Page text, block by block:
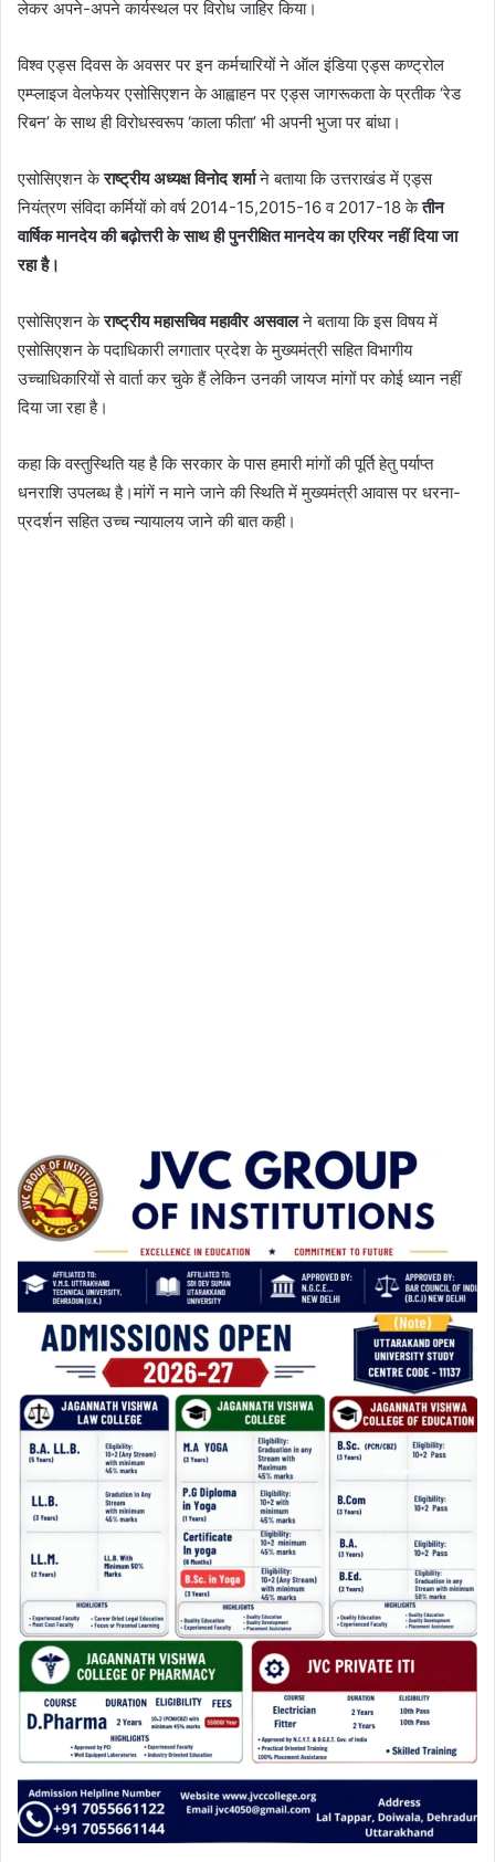
लेकर अपने-अपने कार्यस्थल पर विरोध जाहिर किया।
विश्व एड्स दिवस के अवसर पर इन कर्मचारियों ने ऑल इंडिया एड्स कण्ट्रोल
एम्प्लाइज वेलफेयर एसोसिएशन के आह्वाहन पर एड्स जागरूकता के प्रतीक ‘रेड
रिबन’ के साथ ही विरोधस्वरूप ‘काला फीता’ भी अपनी भुजा पर बांधा।
एसोसिएशन केराष्ट्रीय अध्यक्ष विनोद शर्माने बताया कि उत्तराखंड में एड्स
नियंत्रण संविदा कर्मियों को वर्ष 2014-15,2015-16 व 2017-18 केतीन
वार्षिक मानदेय की बढ़ोत्तरी के साथ ही पुनरीक्षित मानदेय का एरियर नहीं दिया जा
रहा है।
एसोसिएशन केराष्ट्रीय महासचिव महावीर असवालने बताया कि इस विषय में
एसोसिएशन के पदाधिकारी लगातार प्रदेश के मुख्यमंत्री सहित विभागीय
उच्चाधिकारियों से वार्ता कर चुके हैं लेकिन उनकी जायज मांगों पर कोई ध्यान नहीं
दिया जा रहा है।
कहा कि वस्तुस्थिति यह है कि सरकार के पास हमारी मांगों की पूर्ति हेतु पर्याप्त
धनराशि उपलब्ध है।मांगें न माने जाने की स्थिति में मुख्यमंत्री आवास पर धरना-
प्रदर्शन सहित उच्च न्यायालय जाने की बात कही।